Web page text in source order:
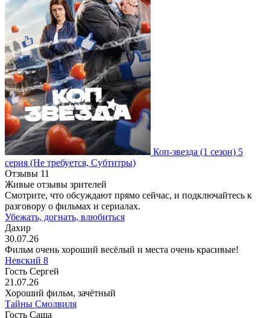
Коп-звезда (1 сезон) 5
серия (Не требуется, Субтитры)
Отзывы 11
Живые отзывы зрителей
Смотрите, что обсуждают прямо сейчас, и подключайтесь к
разговору о фильмах и сериалах.
Убежать, догнать, влюбиться
Дахир
30.07.26
Фильм очень хороший весёлый и места очень красивые!
Невский 8
Гость Сергей
21.07.26
Хороший фильм, зачётный
Тайны Смолвиля
Гость Саша